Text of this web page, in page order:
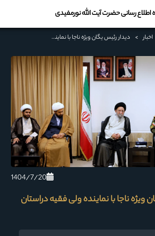
اطلاع رسانی حضرت آیت الله نورمفیدی
اخبار > دیدار رئیس یگان ویژه ناجا با نماینده ولی فقیه دراستان گلستان
1404/7/20
ویژه ناجا با نماینده ولی فقیه دراستان